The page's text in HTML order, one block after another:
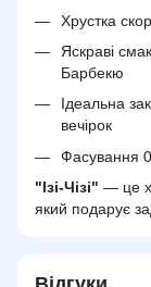
Хрустка
Яскраві
Барбекю
Ідеальна
вечірок
Фасування
"Ізі-Чізі" — це
який подарує